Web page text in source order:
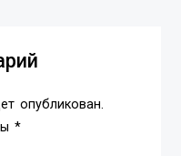
опубликован.
*